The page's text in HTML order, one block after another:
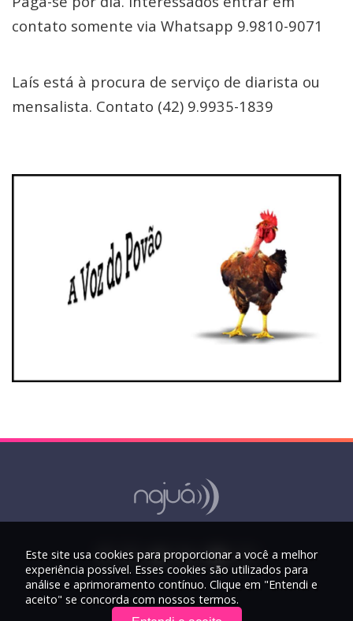
contato somente via Whatsapp 9.9810-9071
Laís está à procura de serviço de diarista ou
mensalista. Contato (42) 9.9935-1839
Este site usa cookies para proporcionar a você a melhor
experiência possível. Esses cookies são utilizados para
análise e aprimoramento contínuo. Clique em "Entendi e
aceito" se concorda com nossos termos.